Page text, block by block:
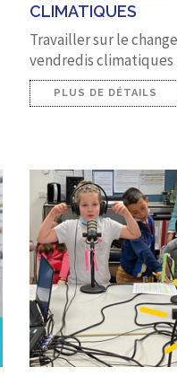
CLIMATIQUES
Travailler sur le
vendredis climatiques
PLUS DE DÉTAILS